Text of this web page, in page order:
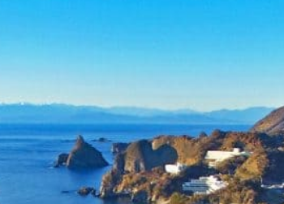
要があります。